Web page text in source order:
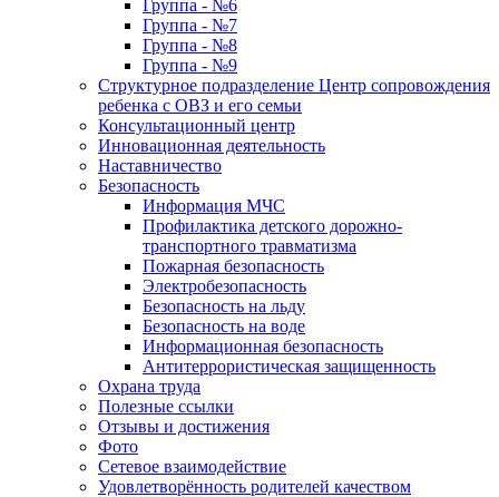
Группа - №6
Группа - №7
Группа - №8
Группа - №9
Структурное подразделение Центр сопровождения
ребенка с ОВЗ и его семьи
Консультационный центр
Инновационная деятельность
Наставничество
Безопасность
Информация МЧС
Профилактика детского дорожно-
транспортного травматизма
Пожарная безопасность
Электробезопасность
Безопасность на льду
Безопасность на воде
Информационная безопасность
Антитеррористическая защищенность
Охрана труда
Полезные ссылки
Отзывы и достижения
Фото
Сетевое взаимодействие
Удовлетворённость родителей качеством